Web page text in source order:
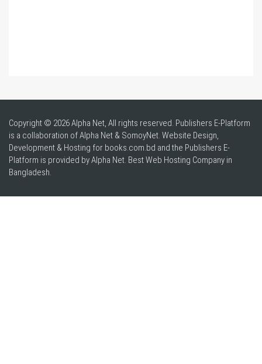
Copyright © 2026 Alpha Net, All rights reserved. Publishers E-Platform
is a collaboration of Alpha Net & SomoyNet. Website Design,
Development & Hosting for books.com.bd and the Publishers E-
Platform is provided by Alpha Net. BestWeb Hosting Company in
Bangladesh.